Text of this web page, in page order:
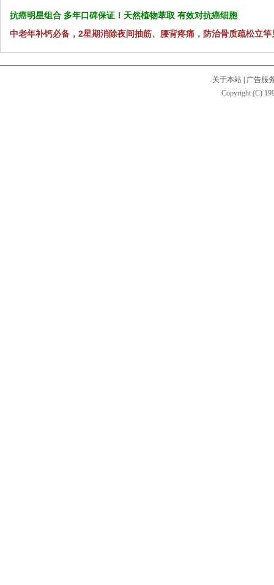
抗癌明星组合 多年口碑保证！天然植物萃取 有效对抗癌细胞
中老年补钙必备，2星期消除夜间抽筋、腰背疼痛，防治骨质疏松立竿
关于本站
广告服
Copyright (C)